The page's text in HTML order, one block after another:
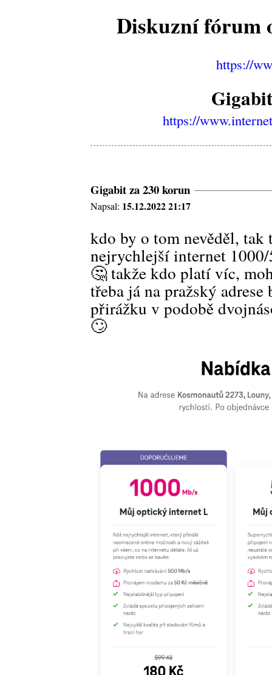
Diskuzní fórum
https://
https://
Gigabit za 230 korun
Napsal: 15.12.2022 21:17
kdo by o tom nevěděl,
nejrychlejší internet
🤔 takže kdo platí víc,
třeba já na pražský
přirážku v podobě
🙄